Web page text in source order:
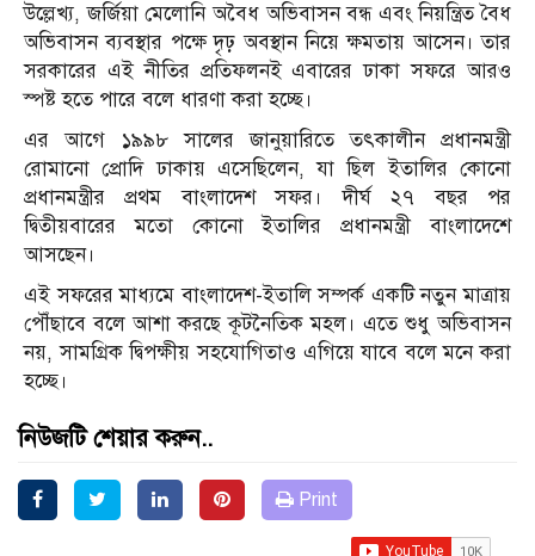
উল্লেখ্য, জর্জিয়া মেলোনি অবৈধ অভিবাসন বন্ধ এবং নিয়ন্ত্রিত বৈধ
অভিবাসন ব্যবস্থার পক্ষে দৃঢ় অবস্থান নিয়ে ক্ষমতায় আসেন। তার
সরকারের এই নীতির প্রতিফলনই এবারের ঢাকা সফরে আরও
স্পষ্ট হতে পারে বলে ধারণা করা হচ্ছে।
এর আগে ১৯৯৮ সালের জানুয়ারিতে তৎকালীন প্রধানমন্ত্রী
রোমানো প্রোদি ঢাকায় এসেছিলেন, যা ছিল ইতালির কোনো
প্রধানমন্ত্রীর প্রথম বাংলাদেশ সফর। দীর্ঘ ২৭ বছর পর
দ্বিতীয়বারের মতো কোনো ইতালির প্রধানমন্ত্রী বাংলাদেশে
আসছেন।
এই সফরের মাধ্যমে বাংলাদেশ-ইতালি সম্পর্ক একটি নতুন মাত্রায়
পৌঁছাবে বলে আশা করছে কূটনৈতিক মহল। এতে শুধু অভিবাসন
নয়, সামগ্রিক দ্বিপক্ষীয় সহযোগিতাও এগিয়ে যাবে বলে মনে করা
হচ্ছে।
নিউজটি শেয়ার করুন..
Print